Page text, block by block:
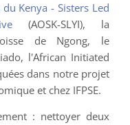
Kenya - Sisters Led
(AOSK-SLYI), la
de Ngong, le
l'African Initiated
dans notre projet
et chez IFPSE.
: nettoyer deux